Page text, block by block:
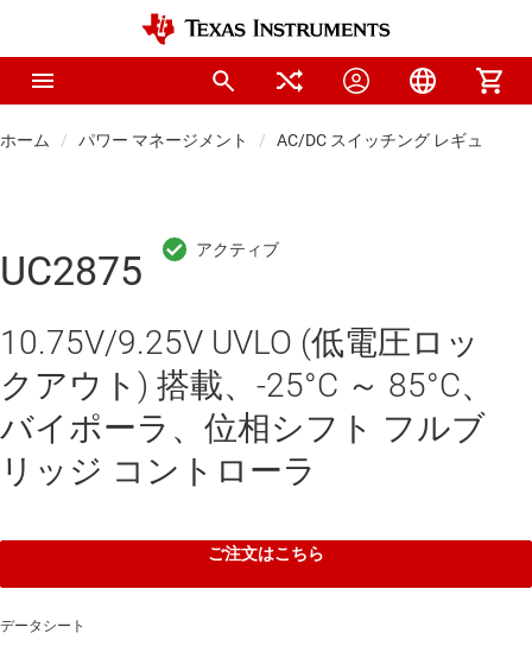
ホーム パワー マネージメント AC/DC スイッチング レギュレータ
UC2875
10.75V/9.25V UVLO (低電圧ロッ
クアウト) 搭載、-25°C ～ 85°C、
バイポーラ、位相シフト フルブ
リッジ コントローラ
ご注文はこちら
データシート